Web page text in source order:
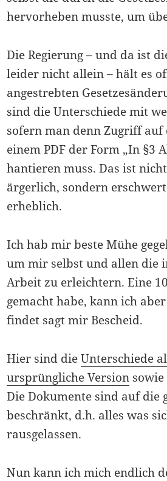
hervorheben musste, um
Die Regierung – und da ist
leider nicht allein – hält es
angestrebten
sind die Unterschiede mit
sofern man denn Zugriff
einem PDF der Form „In §3
hantieren muss. Das ist
ärgerlich, sondern
erheblich.
Ich hab mir beste Mühe
um mir selbst und allen die
Arbeit zu erleichtern. Eine
gemacht habe, kann ich
findet sagt mir Bescheid.
Hier sind dieUnterschiede
ursprüngliche Version
Die Dokumente sind auf die
beschränkt, d.h. alles was
rausgelassen.
Nun kann ich mich endlich